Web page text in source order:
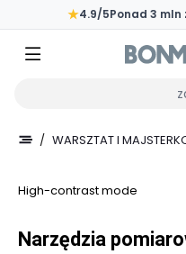
Przejdź do głównej zawartości
★4.9/5Ponad 3
/ WARSZTAT I
High-contrast mode
Narzędzia